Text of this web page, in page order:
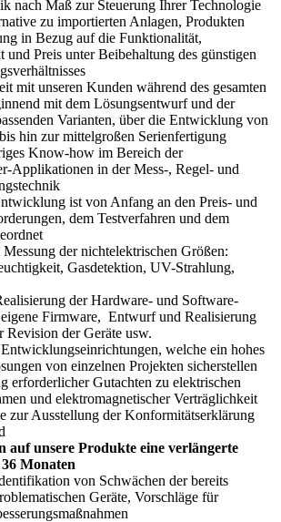
nach Maß zur Steuerung Ihrer Technologie
zu importierten Anlagen, Produkten
in Bezug auf die Funktionalität,
und Preis unter Beibehaltung des günstigen
mit unseren Kunden während des gesamten
mit dem Lösungsentwurf und der
Varianten, über die Entwicklung von
hin zur mittelgroßen Serienfertigung
Know-how im Bereich der
Applikationen in der Mess-, Regel- und
ist von Anfang an den Preis- und
dem Testverfahren und dem
der nichtelektrischen Größen:
Gasdetektion, UV-Strahlung,
der Hardware- und Software-
Firmware, Entwurf und Realisierung
Revision der Geräte usw.
welche ein hohes
von einzelnen Projekten sicherstellen
erforderlicher Gutachten zu elektrischen
und elektromagnetischer Verträglichkeit
zur Ausstellung der Konformitätserklärung
auf unsere Produkte eine verlängerte
Monaten
von Schwächen der bereits
Geräte, Vorschläge für